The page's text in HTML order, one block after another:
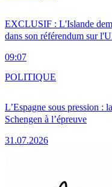
EXCLUSIF : L'Islande
dans son référendum sur
09:07
L’Espagne sous pression :
Schengen à l’épreuve
31.07.2026
POLITIQUE